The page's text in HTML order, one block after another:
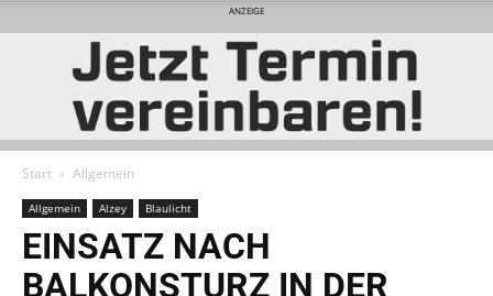
ANZEIGE
Start Allgemein
Allgemein Alzey Blaulicht
EINSATZ NACH
BALKONSTURZ IN DER